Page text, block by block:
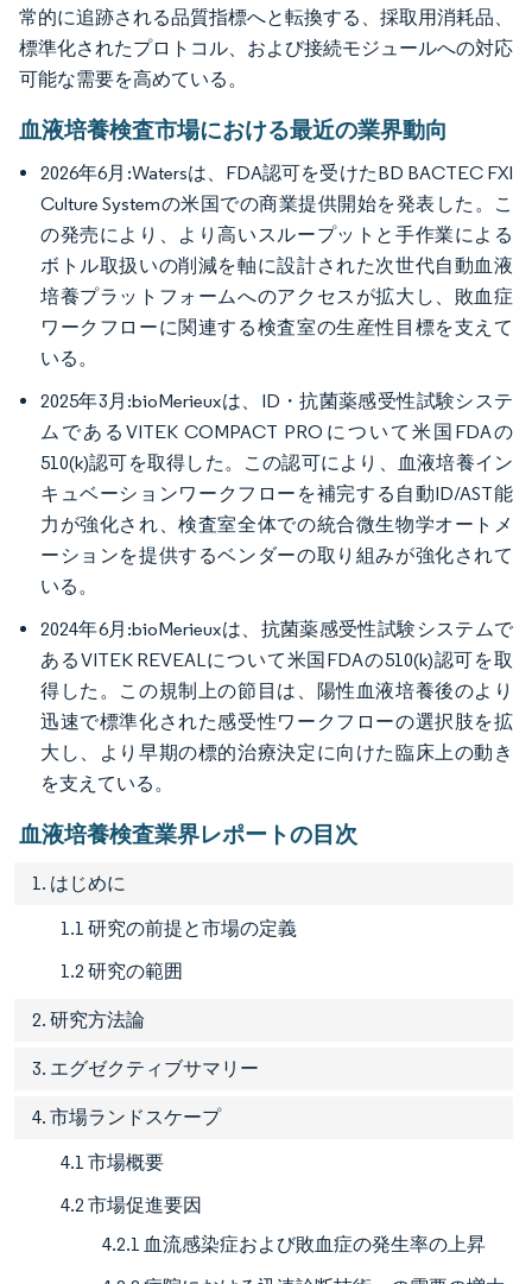
常的に追跡される品質指標へと転換する、採取用消耗品、
標準化されたプロトコル、および接続モジュールへの対応
可能な需要を高めている。
血液培養検査市場における最近の業界動向
2026年6月:Watersは、FDA認可を受けたBD BACTEC FXI
Culture Systemの米国での商業提供開始を発表した。こ
の発売により、より高いスループットと手作業による
ボトル取扱いの削減を軸に設計された次世代自動血液
培養プラットフォームへのアクセスが拡大し、敗血症
ワークフローに関連する検査室の生産性目標を支えて
いる。
2025年3月:bioMerieuxは、ID・抗菌薬感受性試験システ
ムであるVITEK COMPACT PROについて米国FDAの
510(k)認可を取得した。この認可により、血液培養イン
キュベーションワークフローを補完する自動ID/AST能
力が強化され、検査室全体での統合微生物学オートメ
ーションを提供するベンダーの取り組みが強化されて
いる。
2024年6月:bioMerieuxは、抗菌薬感受性試験システムで
あるVITEK REVEALについて米国FDAの510(k)認可を取
得した。この規制上の節目は、陽性血液培養後のより
迅速で標準化された感受性ワークフローの選択肢を拡
大し、より早期の標的治療決定に向けた臨床上の動き
を支えている。
血液培養検査業界レポートの目次
1. はじめに
1.1 研究の前提と市場の定義
1.2 研究の範囲
2. 研究方法論
3. エグゼクティブサマリー
4. 市場ランドスケープ
4.1 市場概要
4.2 市場促進要因
4.2.1 血流感染症および敗血症の発生率の上昇